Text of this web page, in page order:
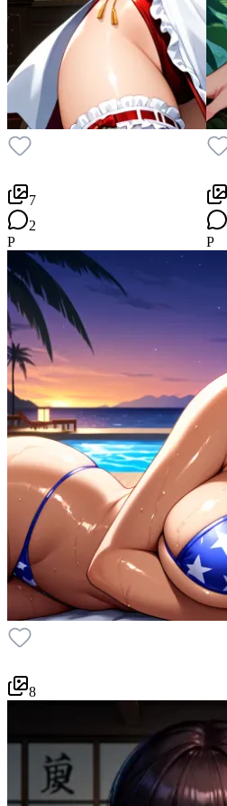
7
2
P
P
8